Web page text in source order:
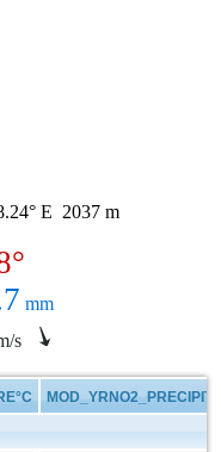
E 2037 m
mm
s